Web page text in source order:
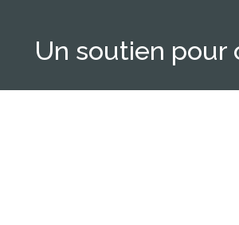
Un soutien pour